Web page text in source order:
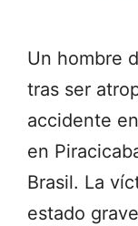
Un hombre
tras ser
accidente
en
Brasil. La
estado